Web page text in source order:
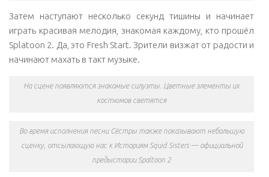
Затем наступают несколько секунд тишины и начинает
играть красивая мелодия, знакомая каждому, кто прошёл
Splatoon 2. Да, это Fresh Start. Зрители визжат от радости и
начинают махать в такт музыке.
На сцене появляются знакомые силуэты. Цветные элементы их
костюмов светятся
Во время исполнения песни Сёстры также показывают небольшую
сценку, отсылающую нас к Историям Squid Sisters — официальной
предыстории Spaltoon 2